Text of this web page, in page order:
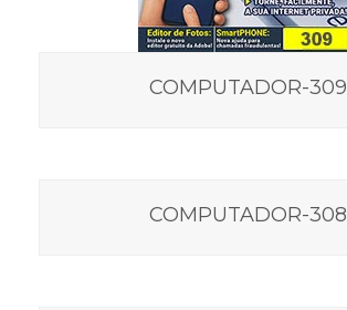
COMPUTADOR-309
COMPUTADOR-308